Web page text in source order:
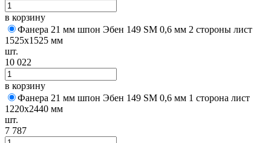
в корзину
Фанера 21 мм шпон Эбен 149 SM 0,6 мм 2 стороны лист
1525х1525 мм
шт.
10 022
в корзину
Фанера 21 мм шпон Эбен 149 SM 0,6 мм 1 сторона лист
1220х2440 мм
шт.
7 787